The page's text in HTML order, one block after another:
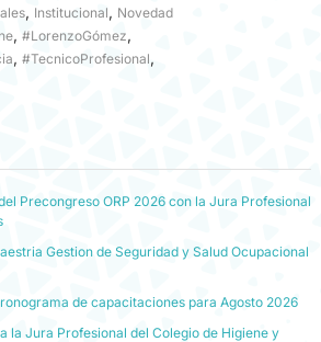
, Institucional , Novedad
, #LorenzoGómez ,
, #TecnicoProfesional,
Precongreso ORP 2026 con la Jura Profesional
Gestion de Seguridad y Salud Ocupacional
de capacitaciones para Agosto 2026
la Jura Profesional del Colegio de Higiene y